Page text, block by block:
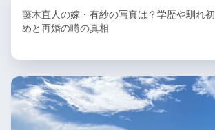
藤木直人の嫁・有紗の写真は？学歴や馴れ初
めと再婚の噂の真相